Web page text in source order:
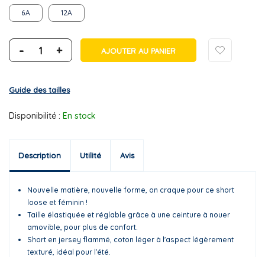
6A 12A
- + AJOUTER AU PANIER
Guide des tailles
Disponibilité : En stock
Description Utilité Avis
Nouvelle matière, nouvelle forme, on craque pour ce short
loose et féminin !
Taille élastiquée et réglable grâce à une ceinture à nouer
amovible, pour plus de confort.
Short en jersey flammé, coton léger à l'aspect légèrement
texturé, idéal pour l'été.